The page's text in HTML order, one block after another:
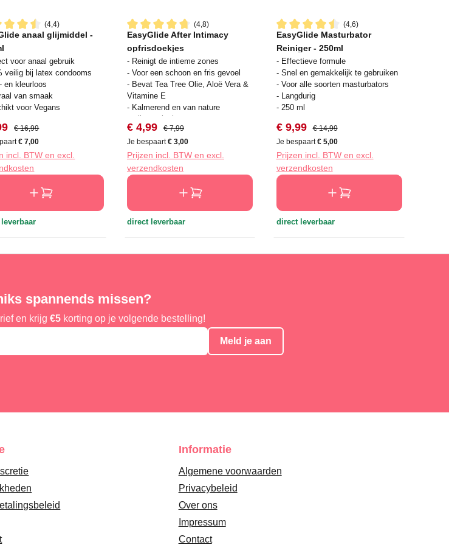
(4,4)
waardering van 4.4 van 5 sterren
anaal glijmiddel -
voor anaal gebruik
veilig bij latex condooms
en kleurloos
van smaak
voor Vegans
Normale prijs:
€ 16,99
€ 7,00
incl. BTW en excl.
(4,8)
Gemiddelde waardering van 4.8 van 5 sterren
EasyGlide After Intimacy
opfrisdoekjes
- Reinigt de intieme zones
- Voor een schoon en fris gevoel
- Bevat Tea Tree Olie, Aloë Vera &
Vitamine E
- Kalmerend en van nature
antibacterieel
- 25 doekjes
Verkoopprijs:
€ 4,99 Normale prijs:
€ 7,99
Je bespaart€ 3,00
Prijzen incl. BTW en excl.
verzendkosten
direct leverbaar
(4,6)
Gemiddelde waardering van 4.5 van 5
EasyGlide Masturbator
Reiniger - 250ml
- Effectieve formule
- Snel en gemakkelijk te gebruiken
- Voor alle soorten masturbators
- Langdurig
- 250 ml
Verkoopprijs:
€ 9,99 Normale prijs:
€ 14,99
Je bespaart€ 5,00
Prijzen incl. BTW en excl.
verzendkosten
direct leverbaar
spannends missen?
en krijg €5 korting op je volgende bestelling!
Meld je aan
Informatie
Algemene voorwaarden
Privacybeleid
Over ons
Impressum
Contact